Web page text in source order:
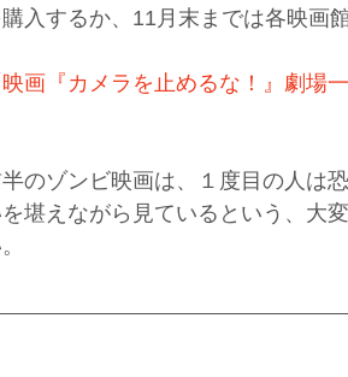
購入するか、11月末までは各映画
映画『カメラを止めるな！』劇場
のゾンビ映画は、１度目の人は
堪えながら見ているという、大